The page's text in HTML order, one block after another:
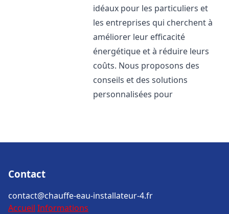
idéaux pour les particuliers et
les entreprises qui cherchent à
améliorer leur efficacité
énergétique et à réduire leurs
coûts. Nous proposons des
conseils et des solutions
personnalisées pour
Contact
contact@chauffe-eau-installateur-4.fr
Accueil Informations